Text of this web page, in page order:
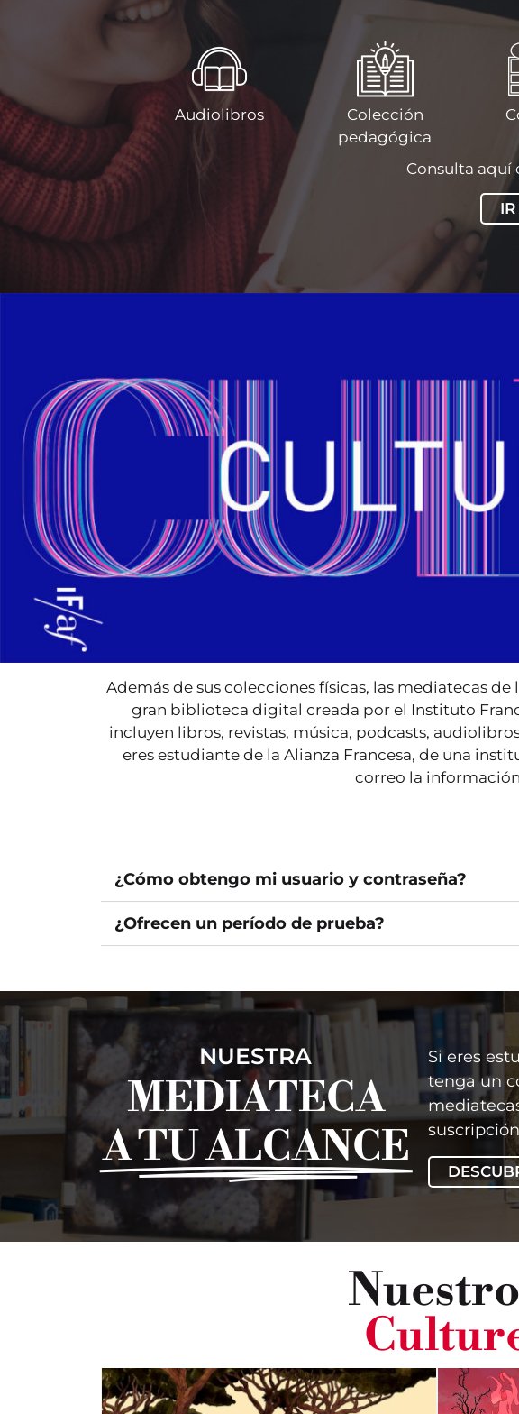
Audiolibros
Colección
pedagógica
Consulta aquí
Además de sus colecciones físicas, las mediatecas
gran biblioteca digital creada por el Instituto
incluyen libros, revistas, música, podcasts,
eres estudiante de la Alianza Francesa, de una
correo la
¿Cómo obtengo mi usuario y contraseña?
¿Ofrecen un período de prueba?
NUESTRA
MEDIATECA
A TU ALCANCE
Si eres
tenga un